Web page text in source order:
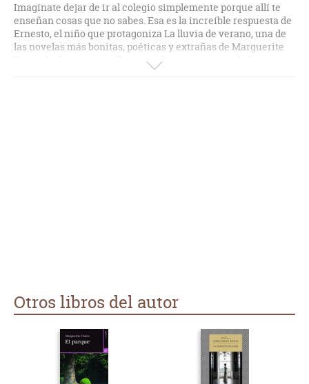
Imagínate dejar de ir al colegio simplemente porque allí te
enseñan cosas que no sabes. Esa es la increíble respuesta de
Ernesto, el niño que protagoniza La lluvia de verano, una de
las novelas más bonitas, poéticas y extrañas de Marguerite
Duras. La historia nos lleva a un barrio muy gris de las
afueras de París para enseñarnos la rutina de una familia de
pasar grandes cosas en la trama, el libro puede parecer
demasiado lento o confuso para quien busque una novela
joya literaria que te atrapa por su pureza y te invita a mirar la
vida con los ojos de alguien que se niega a que los adultos le
digan cómo tiene que pensar.
Otros libros del autor